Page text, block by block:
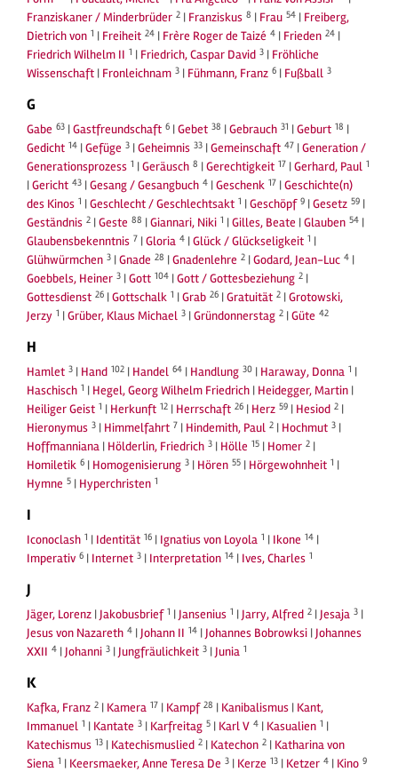
Franziskaner / Minderbrüder 2 | Franziskus 8 | Frau 54 | Freiberg,
Dietrich von 1 | Freiheit 24 | Frère Roger de Taizé 4 | Frieden 24 |
Friedrich Wilhelm II 1 | Friedrich, Caspar David 3 | Fröhliche
Wissenschaft | Fronleichnam 3 | Fühmann, Franz 6 | Fußball 3
G
Gabe 63 |Gastfreundschaft 6 |Gebet 38 |Gebrauch 31 |Geburt 18 |
Gedicht 14 |Gefüge 3 |Geheimnis 33 |Gemeinschaft 47 |Generation /
Generationsprozess 1 |Geräusch 8 |Gerechtigkeit 17 |Gerhard, Paul 1
|Gericht 43 |Gesang / Gesangbuch 4 |Geschenk 17 |Geschichte(n)
des Kinos 1 |Geschlecht / Geschlechtsakt 1 |Geschöpf 9 |Gesetz 59 |
Geständnis 2 |Geste 88 |Giannari, Niki 1 |Gilles, Beate |Glauben 54 |
Glaubensbekenntnis 7 |Gloria 4 |Glück / Glückseligkeit 1 |
Glühwürmchen 3 |Gnade 28 |Gnadenlehre 2 |Godard, Jean-Luc 4 |
Goebbels, Heiner 3 |Gott 104 |Gott / Gottesbeziehung 2 |
Gottesdienst 26 |Gottschalk 1 |Grab 26 |Gratuität 2 |Grotowski,
Jerzy 1 |Grüber, Klaus Michael 3 |Gründonnerstag 2 |Güte 42
H
Hamlet 3 | Hand 102 | Handel 64 | Handlung 30 | Haraway, Donna 1 |
Haschisch 1 | Hegel, Georg Wilhelm Friedrich | Heidegger, Martin |
Heiliger Geist 1 | Herkunft 12 | Herrschaft 26 | Herz 59 | Hesiod 2 |
Hieronymus 3 | Himmelfahrt 7 | Hindemith, Paul 2 | Hochmut 3 |
Hoffmanniana | Hölderlin, Friedrich 3 | Hölle 15 | Homer 2 |
Homiletik 6 | Homogenisierung 3 | Hören 55 | Hörgewohnheit 1 |
Hymne 5 | Hyperchristen 1
I
Iconoclash 1 | Identität 16 | Ignatius von Loyola 1 | Ikone 14 |
Imperativ 6 | Internet 3 | Interpretation 14 | Ives, Charles 1
J
Jäger, Lorenz | Jakobusbrief 1 | Jansenius 1 | Jarry, Alfred 2 | Jesaja 3 |
Jesus von Nazareth 4 | Johann II 14 | Johannes Bobrowksi | Johannes
XXII 4 | Johanni 3 | Jungfräulichkeit 3 | Junia 1
K
Kafka, Franz 2 | Kamera 17 | Kampf 28 | Kanibalismus | Kant,
Immanuel 1 | Kantate 3 | Karfreitag 5 | Karl V 4 | Kasualien 1 |
Katechismus 13 | Katechismuslied 2 | Katechon 2 | Katharina von
Siena 1 | Keersmaeker, Anne Teresa De 3 | Kerze 13 | Ketzer 4 | Kino 9